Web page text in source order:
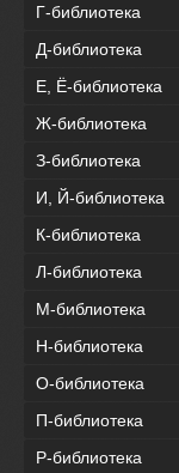
Г-библиотека
Д-библиотека
Е, Ё-библиотека
Ж-библиотека
З-библиотека
И, Й-библиотека
К-библиотека
Л-библиотека
М-библиотека
Н-библиотека
О-библиотека
П-библиотека
Р-библиотека